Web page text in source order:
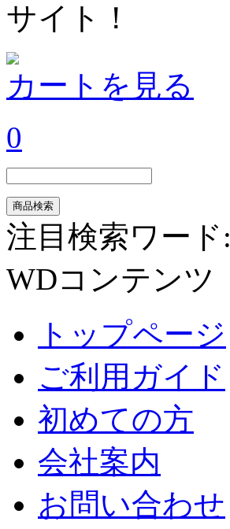
サイト！
カートを見る
0
注目検索ワード:
WDコンテンツ
トップページ
ご利用ガイド
初めての方
会社案内
お問い合わせ